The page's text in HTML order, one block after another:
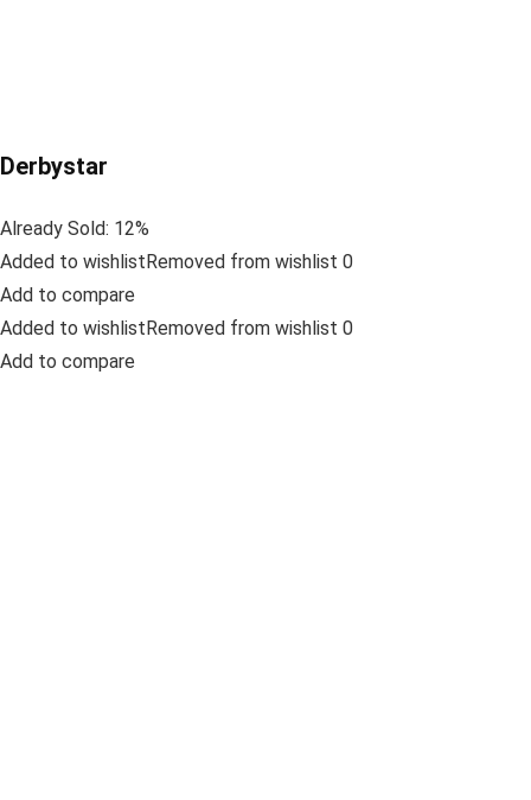
Derbystar
Already Sold: 12%
Added to wishlistRemoved from wishlist 0
Add to compare
Added to wishlistRemoved from wishlist 0
Add to compare